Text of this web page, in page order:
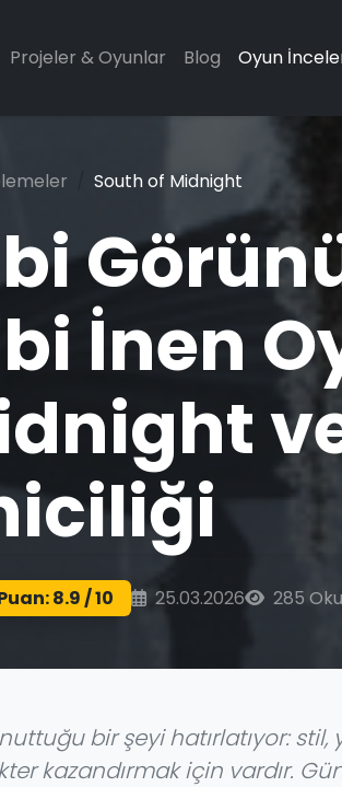
Projeler & Oyunlar Blog Oyun
South of Midnight
İnen
8.9 / 10 25.03.2026 285
bir şeyi hatırlatıyor: stil,
kazandırmak için vardır.